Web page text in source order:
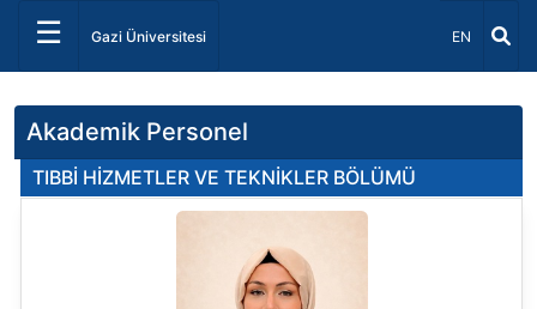
☰ Gazi Üniversitesi Dil Seçiniz
EN
Akademik Personel
TIBBİ HİZMETLER VE TEKNİKLER BÖLÜMÜ